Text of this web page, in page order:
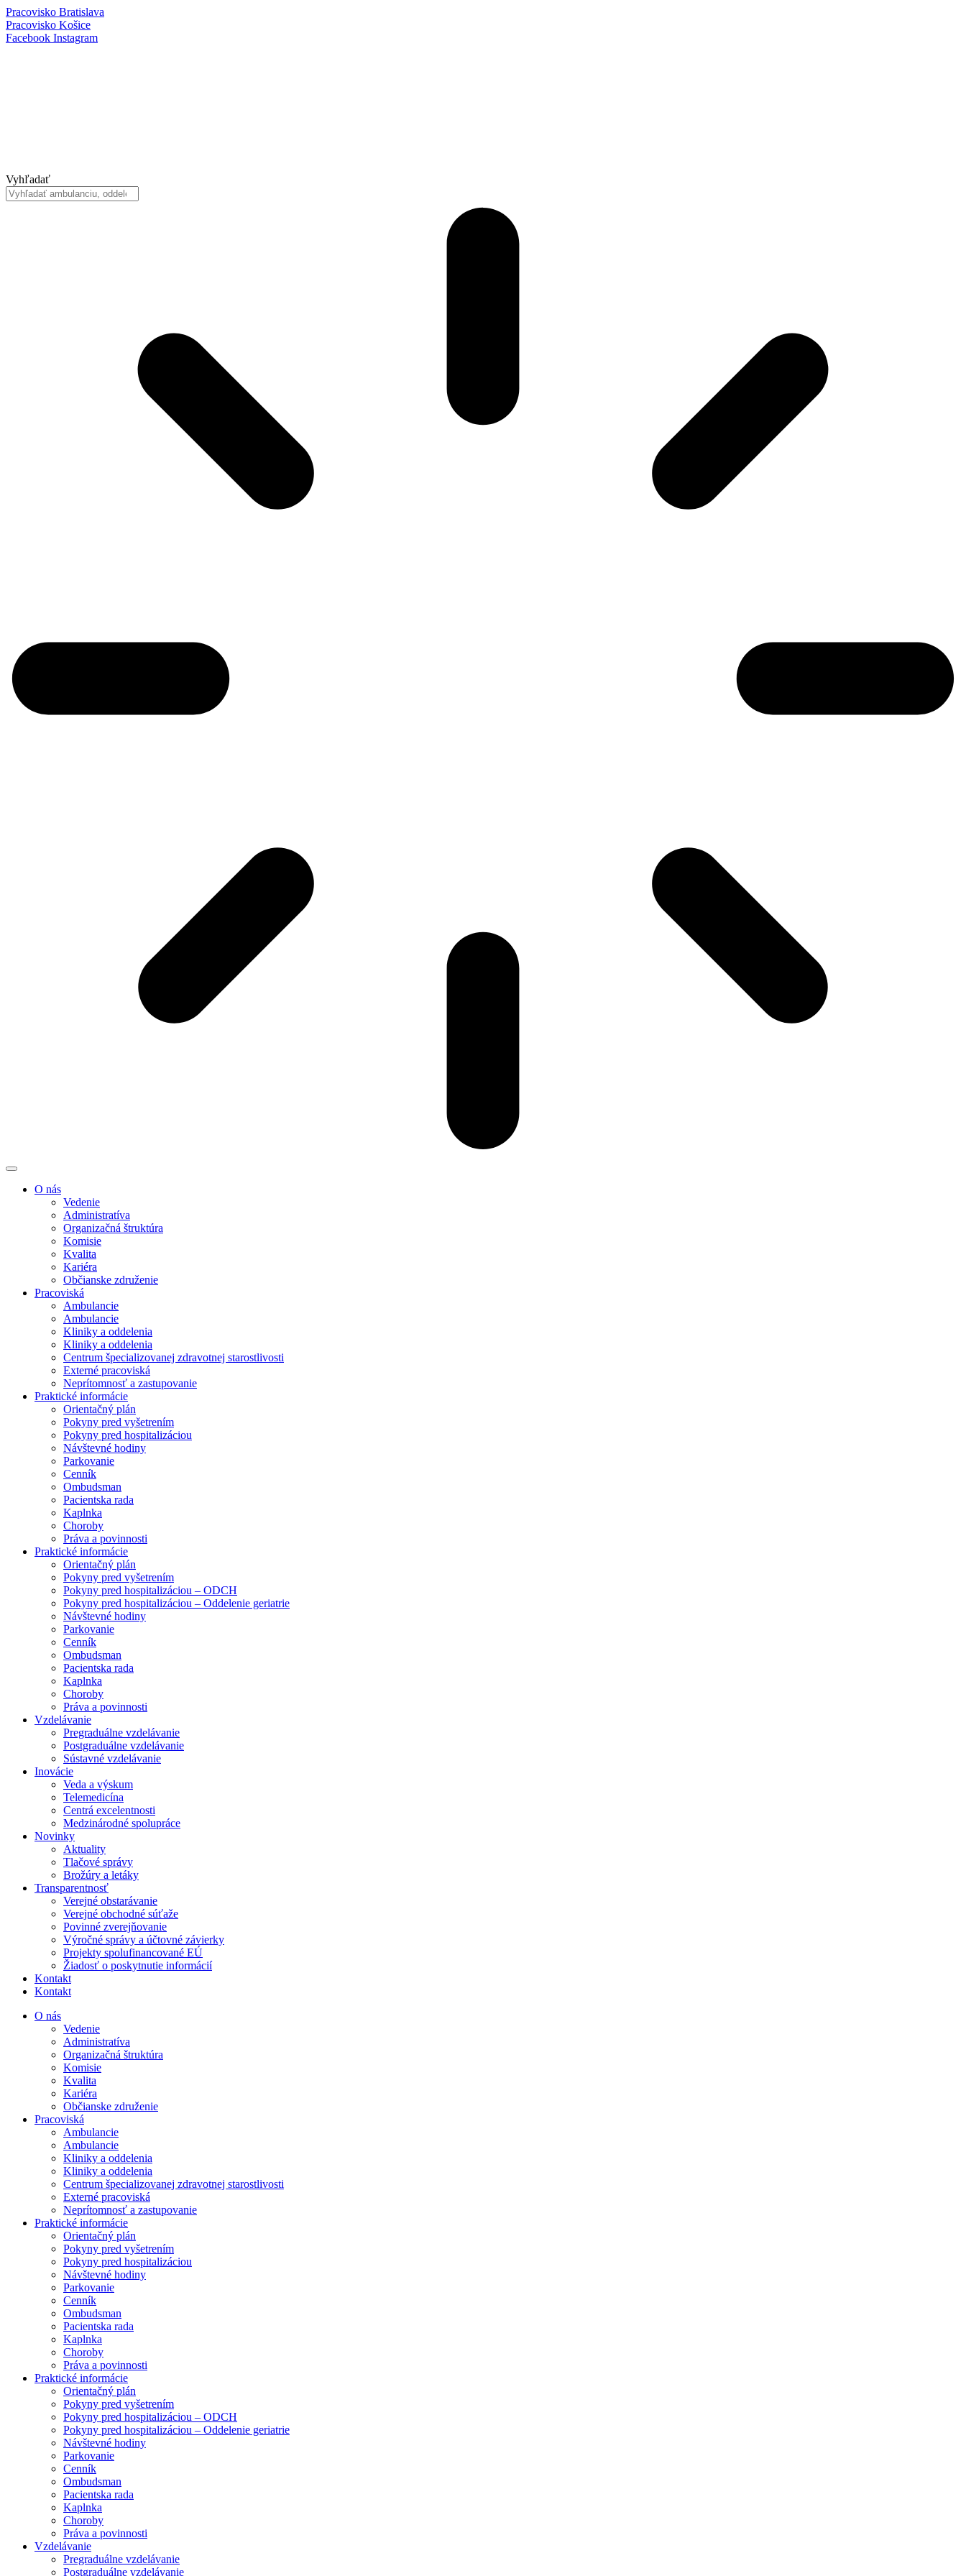
Preskočiť
na
obsah
Pracovisko Bratislava
Pracovisko Košice
Facebook Instagram
Vyhľadať
O nás
Vedenie
Administratíva
Organizačná štruktúra
Komisie
Kvalita
Kariéra
Občianske združenie
Pracoviská
Ambulancie
Ambulancie
Kliniky a oddelenia
Kliniky a oddelenia
Centrum špecializovanej zdravotnej starostlivosti
Externé pracoviská
Neprítomnosť a zastupovanie
Praktické informácie
Orientačný plán
Pokyny pred vyšetrením
Pokyny pred hospitalizáciou
Návštevné hodiny
Parkovanie
Cenník
Ombudsman
Pacientska rada
Kaplnka
Choroby
Práva a povinnosti
Praktické informácie
Orientačný plán
Pokyny pred vyšetrením
Pokyny pred hospitalizáciou – ODCH
Pokyny pred hospitalizáciou – Oddelenie geriatrie
Návštevné hodiny
Parkovanie
Cenník
Ombudsman
Pacientska rada
Kaplnka
Choroby
Práva a povinnosti
Vzdelávanie
Pregraduálne vzdelávanie
Postgraduálne vzdelávanie
Sústavné vzdelávanie
Inovácie
Veda a výskum
Telemedicína
Centrá excelentnosti
Medzinárodné spolupráce
Novinky
Aktuality
Tlačové správy
Brožúry a letáky
Transparentnosť
Verejné obstarávanie
Verejné obchodné súťaže
Povinné zverejňovanie
Výročné správy a účtovné závierky
Projekty spolufinancované EÚ
Žiadosť o poskytnutie informácií
Kontakt
Kontakt
O nás
Vedenie
Administratíva
Organizačná štruktúra
Komisie
Kvalita
Kariéra
Občianske združenie
Pracoviská
Ambulancie
Ambulancie
Kliniky a oddelenia
Kliniky a oddelenia
Centrum špecializovanej zdravotnej starostlivosti
Externé pracoviská
Neprítomnosť a zastupovanie
Praktické informácie
Orientačný plán
Pokyny pred vyšetrením
Pokyny pred hospitalizáciou
Návštevné hodiny
Parkovanie
Cenník
Ombudsman
Pacientska rada
Kaplnka
Choroby
Práva a povinnosti
Praktické informácie
Orientačný plán
Pokyny pred vyšetrením
Pokyny pred hospitalizáciou – ODCH
Pokyny pred hospitalizáciou – Oddelenie geriatrie
Návštevné hodiny
Parkovanie
Cenník
Ombudsman
Pacientska rada
Kaplnka
Choroby
Práva a povinnosti
Vzdelávanie
Pregraduálne vzdelávanie
Postgraduálne vzdelávanie